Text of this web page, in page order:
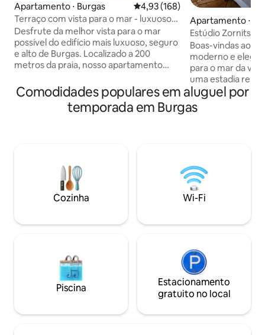
Apartamento ⋅ Burgas 4,93 de uma avaliação média de
4,93 (168)
Terraço com vista para o mar - luxuoso
apartamento central a 200 metros da
praia
Desfrute da melhor vista para o mar
possível do edifício mais luxuoso, seguro
e alto de Burgas. Localizado a 200
metros da praia, nosso apartamento
condicionado e 2 quartos, pode
acomodar 5 pessoas confortavelmente
e tem uma vista extremamente
passatempo memorável. Nossa joia do
centro da cidade fica a apenas 400
metros da rua principal, facilmente
acessível a partir do aeroporto e a 1,1 km
Apartamento ⋅
Estúdio Zornitsa •
Estacionamento
Boas-vindas ao
moderno e
para o mar da
uma estadia relaxante. O
está totalmente
cuidadosamente
oferecer
praia. Nas proximidades, você
encontrará
cafés,
para uma estadia
Comodidades populares em aluguel por
temporada em Burgas
Cozinha Wi-Fi
Piscina
Estacionamento
gratuito no local